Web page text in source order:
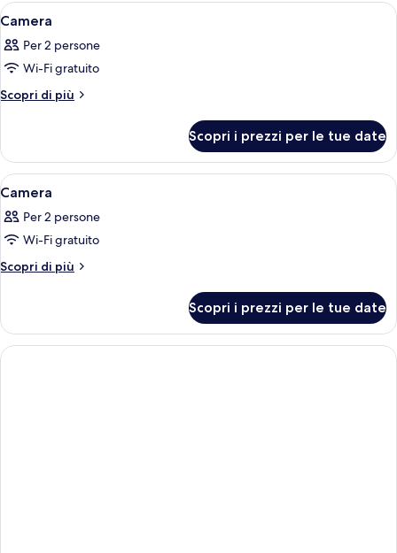
Apri
tutte
le
foto
per
Camera d'albergo con due letti,
4
Camera
Per 2 persone
Wi-Fi gratuito
Scopri di più
Altri
Scopri i prezzi per le tue date
Apri
tutte
le
foto
per
Una camera d'albergo con un letto,
5
Camera
Per 2 persone
Wi-Fi gratuito
Scopri di più
Altri
Scopri i prezzi per le tue date